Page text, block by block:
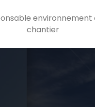
environnement
chantier